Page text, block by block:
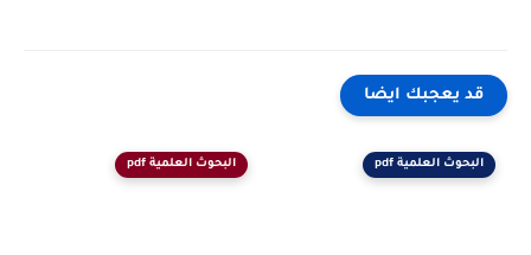
قد يعجبك ايضا
البحوث العلمية pdf البحوث العلمية pdf